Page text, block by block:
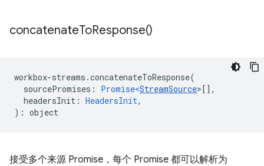
concatenateToResponse()
workbox-streams .concatenateToResponse(
sourcePromises : Promise<StreamSource>[],
headersInit : HeadersInit,
) : object
接受多个来源 Promise，每个 Promise 都可以解析为